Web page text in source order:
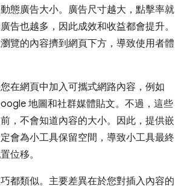
態廣告大小。廣告尺寸越大，點擊率就
告也越多，因此成效和收益都會提升。
覽的內容擠到網頁下方，導致使用者體
在網頁中加入可攜式網路內容，例如
地圖和社群媒體貼文。不過，這些
，不會知道內容的大小。因此，提供嵌
會為小工具保留空間，導致小工具最終
位移。
都類似。主要差異在於您對插入內容的